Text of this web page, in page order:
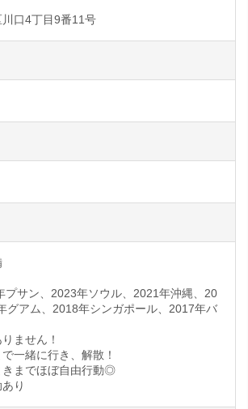
口4丁目9番11号
プサン、2023年ソウル、2021年沖縄、20
グアム、2018年シンガポール、2017年バ
ません！
一緒に行き、解散！
までほぼ自由行動◎
り